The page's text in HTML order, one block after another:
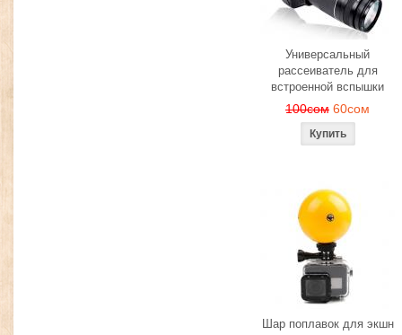
Универсальный
рассеиватель для
встроенной вспышки
100сом 60сом
Шар поплавок для экшн